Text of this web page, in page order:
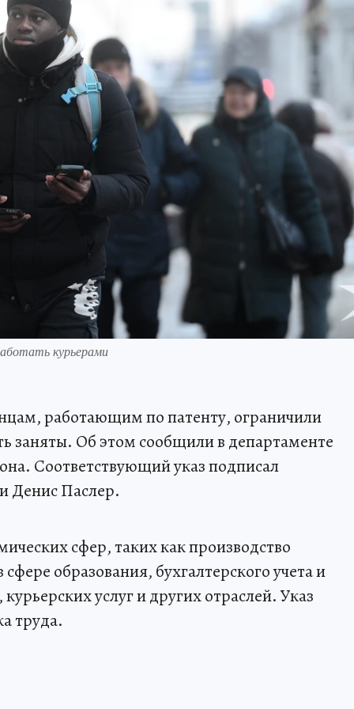
курьерами
работающим по патенту, ограничили
заняты. Об этом сообщили в департаменте
Соответствующий указ подписал
Денис Паслер.
сфер, таких как производство
образования, бухгалтерского учета и
услуг и других отраслей. Указ
труда.